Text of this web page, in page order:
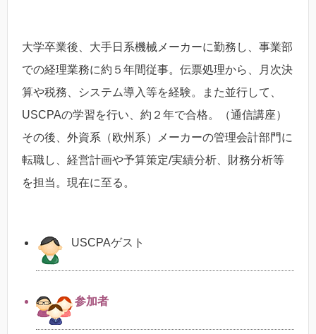
大学卒業後、大手日系機械メーカーに勤務し、事業部
での経理業務に約５年間従事。伝票処理から、月次決
算や税務、システム導入等を経験。また並行して、
USCPAの学習を行い、約２年で合格。（通信講座）
その後、外資系（欧州系）メーカーの管理会計部門に
転職し、経営計画や予算策定/実績分析、財務分析等
を担当。現在に至る。
USCPAゲスト
参加者